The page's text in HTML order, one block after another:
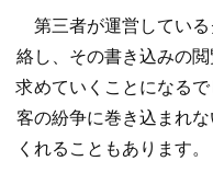
第三者が運営している
絡し、その書き込みの
求めていくことになる
客の紛争に巻き込まれ
くれることもあります。